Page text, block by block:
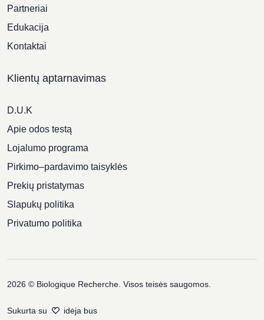
Partneriai
Edukacija
Kontaktai
Klientų aptarnavimas
D.U.K
Apie odos testą
Lojalumo programa
Pirkimo–pardavimo taisyklės
Prekių pristatymas
Slapukų politika
Privatumo politika
2026 © Biologique Recherche. Visos teisės saugomos.
Sukurta su idėja bus